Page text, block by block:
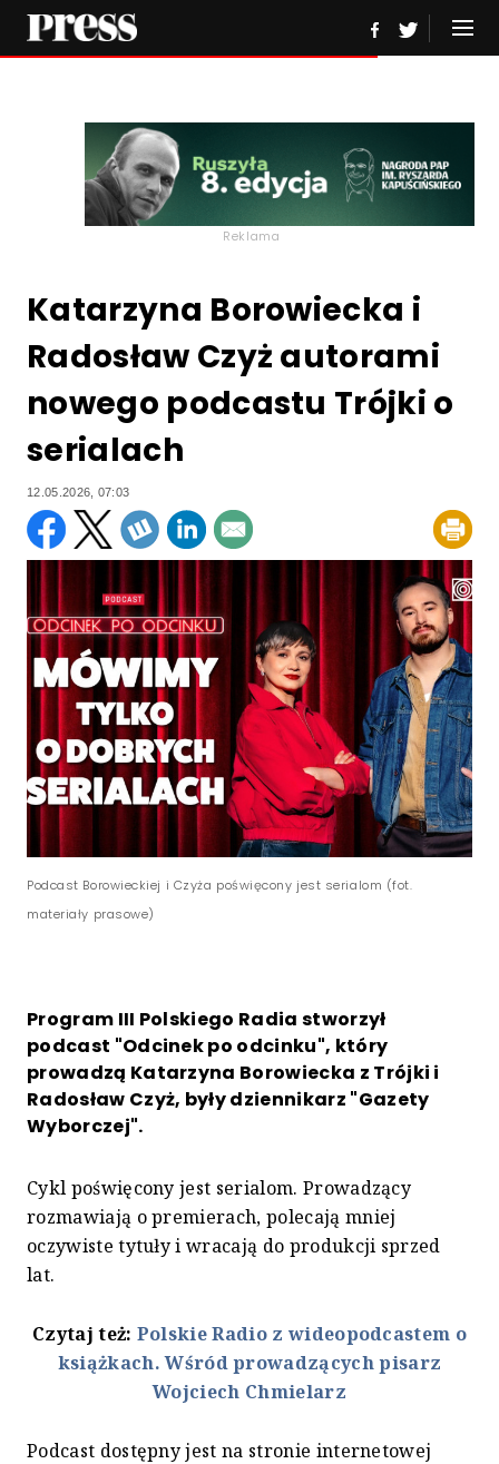
Reklama
Katarzyna Borowiecka i
Radosław Czyż autorami
nowego podcastu Trójki o
serialach
12.05.2026, 07:03
Podcast Borowieckiej i Czyża poświęcony jest serialom (fot.
materiały prasowe)
Program III Polskiego Radia stworzył
podcast "Odcinek po odcinku", który
prowadzą Katarzyna Borowiecka z Trójki i
Radosław Czyż, były dziennikarz "Gazety
Wyborczej".
Cykl poświęcony jest serialom. Prowadzący
rozmawiają o premierach, polecają mniej
oczywiste tytuły i wracają do produkcji sprzed
lat.
Czytaj też: Polskie Radio z wideopodcastem o
książkach. Wśród prowadzących pisarz
Wojciech Chmielarz
Podcast dostępny jest na stronie internetowej